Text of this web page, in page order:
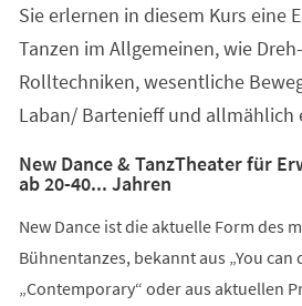
Sie erlernen in diesem Kurs eine
Tanzen im Allgemeinen, wie
Rolltechniken, wesentliche
Laban/ Bartenieff und allmählich
New Dance & TanzTheater für
ab 20-40... Jahren
New Dance ist die aktuelle Form des
Bühnentanzes, bekannt aus „You can
„Contemporary“ oder aus aktuellen